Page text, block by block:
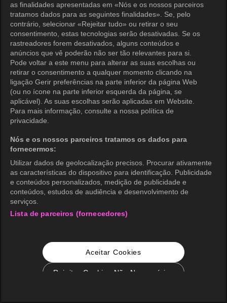
as finalidades apresentadas em «Nós e os nossos parceiros
tratamos dados para as seguintes finalidades». Se, pelo
contrário, selecionar «Rejeitar tudo» ou retirar o seu
consentimento, estas tecnologias serão desativadas. Se os
rastreadores forem desativados, alguns conteúdos e
anúncios que vê poderão não ser tão relevantes para si.
Pode voltar a este menu para alterar as suas escolhas ou
retirar o consentimento a qualquer momento clicando na
ligação Gerir preferências na parte inferior da página Web
(ou no ícone na parte inferior esquerda da página, se
aplicável). As suas escolhas serão aplicadas em Website.
Para mais informação, consulte a nossa política de
privacidade.
Nós e os nossos parceiros tratamos os dados para
fornecermos:
Utilizar dados de geolocalização precisos. Procurar ativamente
as características do dispositivo para identificação. Publicidade
e conteúdos personalizados, medição de publicidade e
conteúdos, estudos de audiência e desenvolvimento de
serviços.
Lista de parceiros (fornecedores)
Aceitar Cookies
Rejeitar Cookies Não Necessários